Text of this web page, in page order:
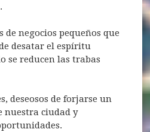
de negocios pequeños que
desatar el espíritu
se reducen las trabas
deseosos de forjarse un
nuestra ciudad y